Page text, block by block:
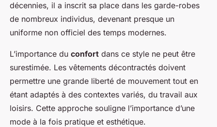
décennies, il a inscrit sa place dans les garde-robes
de nombreux individus, devenant presque un
uniforme non officiel des temps modernes.
L’importance du confort dans ce style ne peut être
surestimée. Les vêtements décontractés doivent
permettre une grande liberté de mouvement tout en
étant adaptés à des contextes variés, du travail aux
loisirs. Cette approche souligne l’importance d’une
mode à la fois pratique et esthétique.